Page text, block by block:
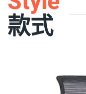
款式